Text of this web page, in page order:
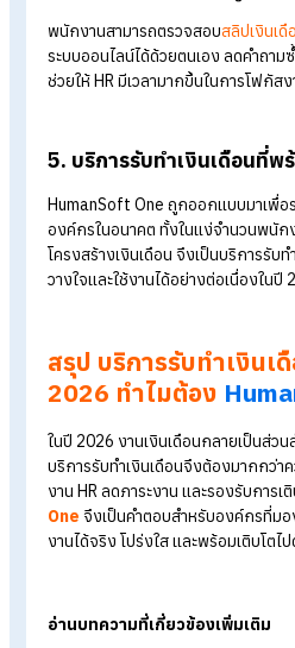
2. คำนวณเงินเดือน ภา
ต้อง
เชี่ยวชาญด้าน Payroll องค์กรจึ
หลังได้ทุกขั้นตอน
ไม่ว่าจะเป็นการทำงานเป็นกะ กา
ตอบแทนที่หลากหลาย
ยืดหยุ่น เหมาะกับองค์กรที่มีการ
4. พนักงานเข้าถึงข้อมูล
พนักงานสามารถตรวจสอบสลิป
ช่วยให้ HR มีเวลามากขึ้นในการ